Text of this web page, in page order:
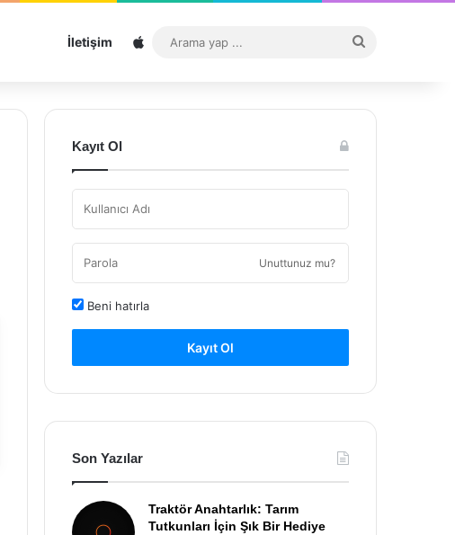
İletişim Sitemap
...
Kayıt Ol
Unuttunuz mu?
Beni hatırla
Kayıt Ol
Son Yazılar
Traktör Anahtarlık: Tarım
Tutkunları İçin Şık Bir Hediye